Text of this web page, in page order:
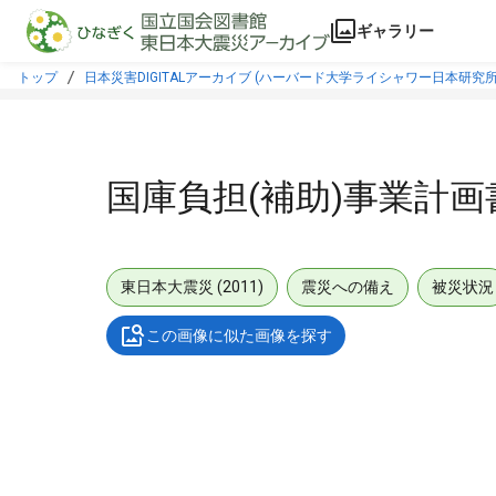
本文に飛ぶ
ギャラリー
トップ 日本災害DIGITALアーカイブ (ハーバード大学ライシャワー日本研究
国庫負担(補助)事業計
東日本大震災 (2011) 震災への備え 被災状況
この画像に似た画像を探す